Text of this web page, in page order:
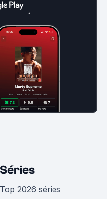
Séries
Top 2026 séries